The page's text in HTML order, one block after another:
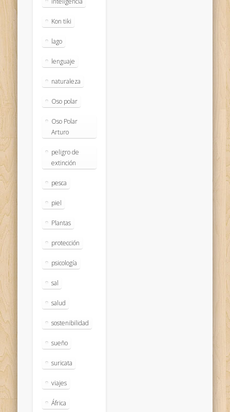
Kon tiki
lago
lenguaje
naturaleza
Oso polar
Oso Polar
Arturo
peligro de
extinción
pesca
piel
Plantas
protección
psicología
sal
salud
sostenibilidad
sueño
suricata
viajes
África